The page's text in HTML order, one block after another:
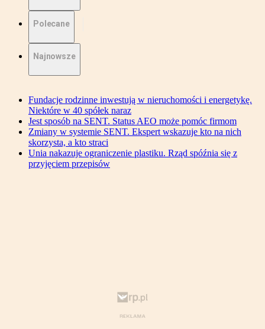
Polecane
Najnowsze
Fundacje rodzinne inwestują w nieruchomości i energetykę.
Niektóre w 40 spółek naraz
Jest sposób na SENT. Status AEO może pomóc firmom
Zmiany w systemie SENT. Ekspert wskazuje kto na nich
skorzysta, a kto straci
Unia nakazuje ograniczenie plastiku. Rząd spóźnia się z
przyjęciem przepisów